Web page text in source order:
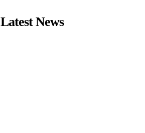
Latest News